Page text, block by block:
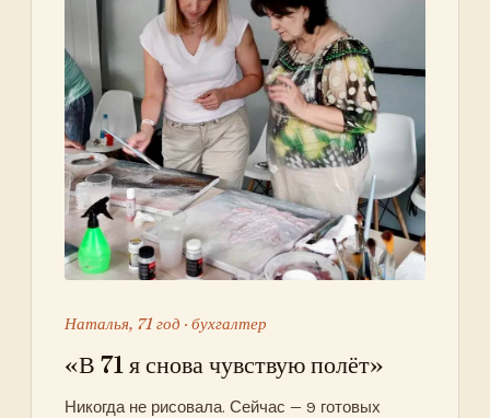
Наталья, 71 год · бухгалтер
«В 71 я снова чувствую полёт»
Никогда не рисовала. Сейчас — 9 готовых